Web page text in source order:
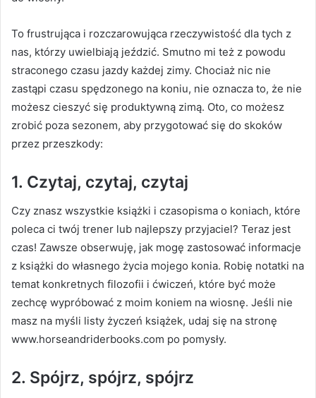
To frustrująca i rozczarowująca rzeczywistość dla tych z
nas, którzy uwielbiają jeździć. Smutno mi też z powodu
straconego czasu jazdy każdej zimy. Chociaż nic nie
zastąpi czasu spędzonego na koniu, nie oznacza to, że nie
możesz cieszyć się produktywną zimą. Oto, co możesz
zrobić poza sezonem, aby przygotować się do skoków
przez przeszkody:
1. Czytaj, czytaj, czytaj
Czy znasz wszystkie książki i czasopisma o koniach, które
poleca ci twój trener lub najlepszy przyjaciel? Teraz jest
czas! Zawsze obserwuję, jak mogę zastosować informacje
z książki do własnego życia mojego konia. Robię notatki na
temat konkretnych filozofii i ćwiczeń, które być może
zechcę wypróbować z moim koniem na wiosnę. Jeśli nie
masz na myśli listy życzeń książek, udaj się na stronę
www.horseandriderbooks.com po pomysły.
2. Spójrz, spójrz, spójrz